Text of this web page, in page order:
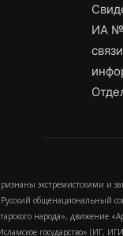
ИА №
экстремистскими и
общенациональный
народа», движение
государство» (ИГ,